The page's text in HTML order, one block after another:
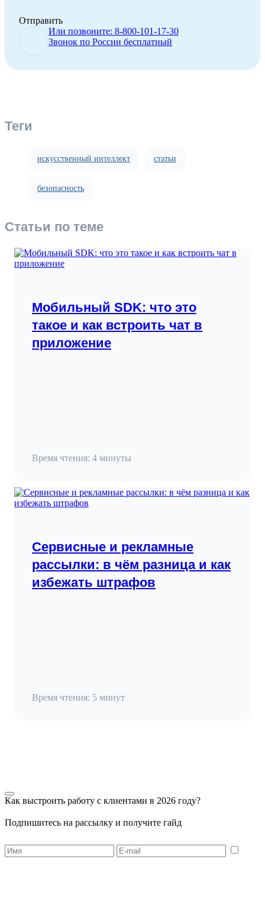
Отправить
Или позвоните: 8-800-101-17-30
Звонок по России бесплатный
Теги
искусственный интеллект статьи
безопасность
Статьи по теме
Мобильный SDK: что это
такое и как встроить чат в
приложение
Время чтения: 4 минуты
Сервисные и рекламные
рассылки: в чём разница и как
избежать штрафов
Время чтения: 5 минут
Как выстроить работу с клиентами в 2026 году?
Подпишитесь на рассылку и получите гайд